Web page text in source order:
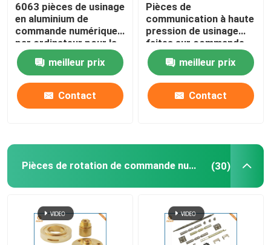
6063 pièces de usinage
en aluminium de
commande numérique
par ordinateur pour la
fabrication de
communication
meilleur prix
Contact
Pièces de
communication à haute
pression de usinage
faites sur commande
de services de
commande numérique
par ordinateur d'ODM
d'OEM
meilleur prix
Contact
Pièces de rotation de commande numérique par ordinateur (30)